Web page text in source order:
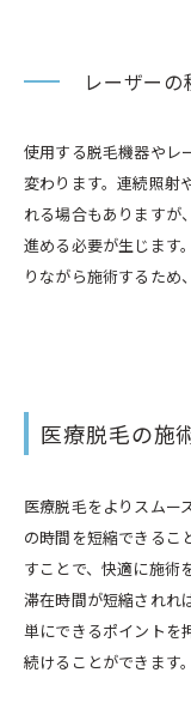
レーザー
使用する脱毛機器やレ
変わります。連続照射
れる場合もありますが
進める必要が生じます
りながら施術するため
医療脱毛の施
医療脱毛をよりスムー
の時間を短縮できるこ
すことで、快適に施術
滞在時間が短縮されれ
単にできるポイントを
続けることができます。